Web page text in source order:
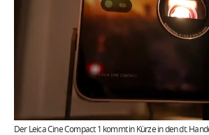
Der Leica Cine Compact 1 kommt in Kürze in den dt.